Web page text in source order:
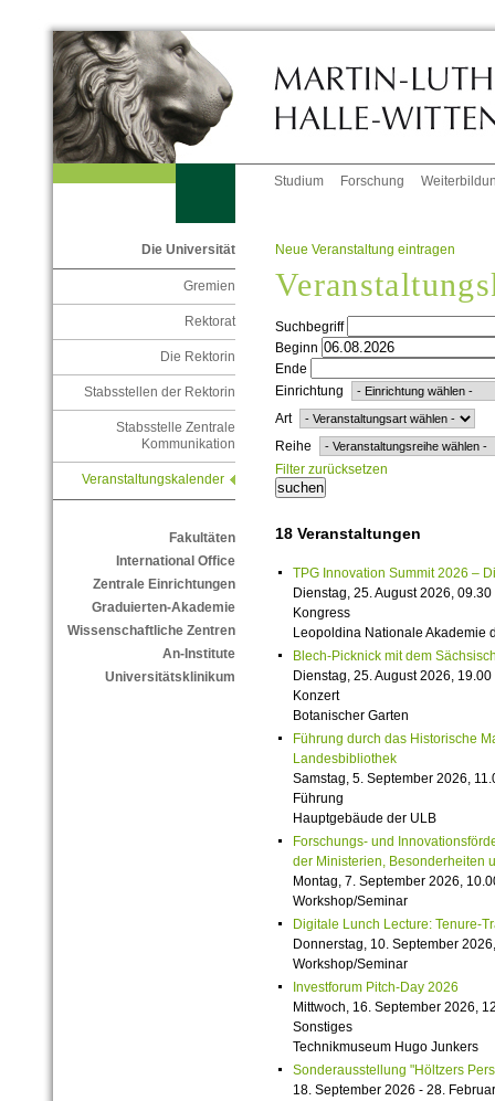
Studium Forschung
Die Universität
Gremien
Rektorat
Die Rektorin
Stabsstellen der Rektorin
Stabsstelle Zentrale
Kommunikation
Veranstaltungskalender
Fakultäten
International Office
Zentrale Einrichtungen
Graduierten-Akademie
Wissenschaftliche Zentren
An-Institute
Universitätsklinikum
Neue Veranstaltung eintragen
Suchbegriff
Beginn
Ende
Einrichtung
Art
Reihe
Filter zurücksetzen
18 Veranstaltungen
TPG Innovation Summit 2026 –
Dienstag, 25. August 2026,
Kongress
Leopoldina Nationale Akademie
Blech-Picknick mit dem
Dienstag, 25. August 2026,
Konzert
Botanischer Garten
Führung durch das Historische
Landesbibliothek
Samstag, 5. September 2026,
Führung
Hauptgebäude der ULB
Forschungs- und
der Ministerien, Besonderheiten
Montag, 7. September 2026,
Workshop/Seminar
Digitale Lunch Lecture: Tenure-
Donnerstag, 10. September
Workshop/Seminar
Investforum Pitch-Day 2026
Mittwoch, 16. September 2026,
Sonstiges
Technikmuseum Hugo Junkers
Sonderausstellung "Höltzers
18. September 2026 - 28.